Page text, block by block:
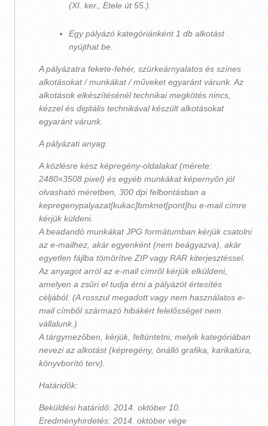
(XI. ker., Etele út 55.).
Egy pályázó kategóriánként 1 db alkotást
nyújthat be.
A pályázatra fekete-fehér, szürkeárnyalatos és színes
alkotásokat / munkákat / műveket egyaránt várunk. Az
alkotások elkészítésénél technikai megkötés nincs,
kézzel és digitális technikával készült alkotásokat
egyaránt várunk.
A pályázati anyag:
A közlésre kész képregény-oldalakat (mérete:
2480×3508 pixel) és egyéb munkákat képernyőn jól
olvasható méretben, 300 dpi felbontásban a
kepregenypalyazat[kukac]bmknet[pont]hu e-mail címre
kérjük küldeni.
A beadandó munkákat JPG formátumban kérjük csatolni
az e-mailhez, akár egyenként (nem beágyazva), akár
egyetlen fájlba tömörítve ZIP vagy RAR kiterjesztéssel.
Az anyagot arról az e-mail címről kérjük elküldeni,
amelyen a zsűri el tudja érni a pályázót értesítés
céljából. (A rosszul megadott vagy nem használatos e-
mail címből származó hibákért felelősséget nem
vállalunk.)
A tárgymezőben, kérjük, feltüntetni, melyik kategóriában
nevezi az alkotást (képregény, önálló grafika, karikatúra,
könyvborító terv).
Határidők:
Beküldési határidő: 2014. október 10.
Eredményhirdetés: 2014. október vége